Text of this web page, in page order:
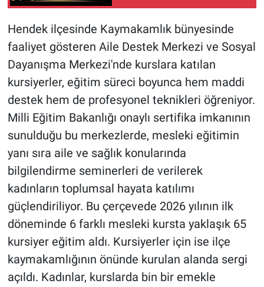
Hendek ilçesinde Kaymakamlık bünyesinde
faaliyet gösteren Aile Destek Merkezi ve Sosyal
Dayanışma Merkezi'nde kurslara katılan
kursiyerler, eğitim süreci boyunca hem maddi
destek hem de profesyonel teknikleri öğreniyor.
Milli Eğitim Bakanlığı onaylı sertifika imkanının
sunulduğu bu merkezlerde, mesleki eğitimin
yanı sıra aile ve sağlık konularında
bilgilendirme seminerleri de verilerek
kadınların toplumsal hayata katılımı
güçlendiriliyor. Bu çerçevede 2026 yılının ilk
döneminde 6 farklı mesleki kursta yaklaşık 65
kursiyer eğitim aldı. Kursiyerler için ise ilçe
kaymakamlığının önünde kurulan alanda sergi
açıldı. Kadınlar, kurslarda bin bir emekle